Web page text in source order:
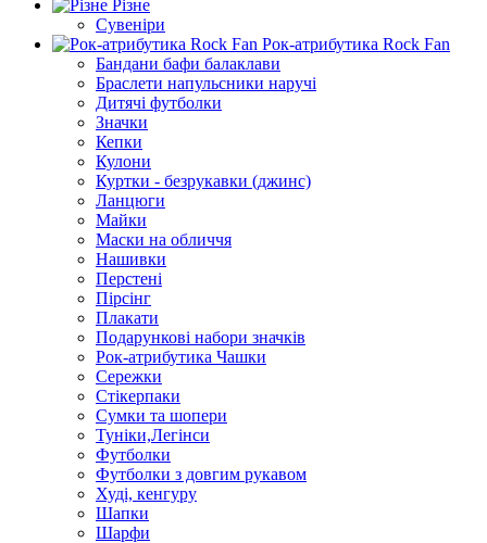
Різне
Сувеніри
Рок-атрибутика Rock Fan
Бандани бафи балаклави
Браслети напульсники наручі
Дитячі футболки
Значки
Кепки
Кулони
Куртки - безрукавки (джинс)
Ланцюги
Майки
Маски на обличчя
Нашивки
Перстені
Пірсінг
Плакати
Подарункові набори значків
Рок-атрибутика Чашки
Сережки
Стікерпаки
Сумки та шопери
Туніки,Легінси
Футболки
Футболки з довгим рукавом
Худі, кенгуру
Шапки
Шарфи